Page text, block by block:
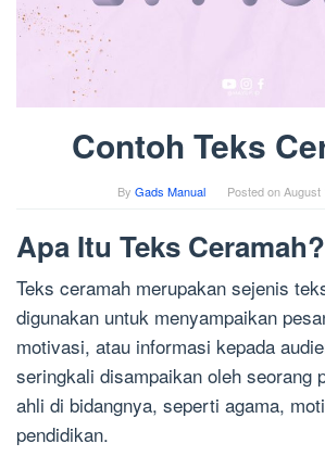
Contoh Teks
By Gads Manual Posted onAugust
Apa Itu Teks Ceramah?
Teks ceramah merupakan sejenis
digunakan untuk menyampaikan
motivasi, atau informasi kepada
seringkali disampaikan oleh seorang
ahli di bidangnya, seperti agama,
pendidikan.